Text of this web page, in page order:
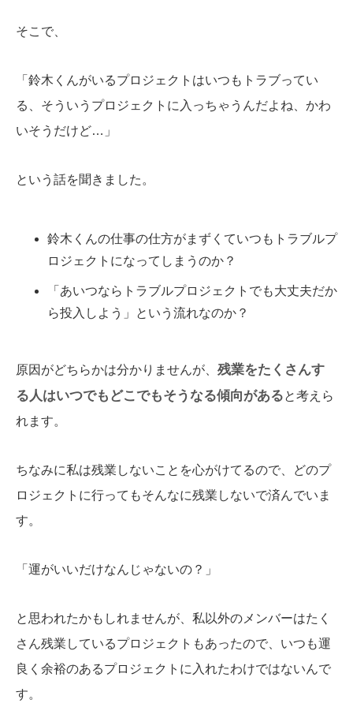
そこで、
「鈴木くんがいるプロジェクトはいつもトラブってい
る、そういうプロジェクトに入っちゃうんだよね、かわ
いそうだけど…」
という話を聞きました。
鈴木くんの仕事の仕方がまずくていつもトラブルプ
ロジェクトになってしまうのか？
「あいつならトラブルプロジェクトでも大丈夫だか
ら投入しよう」という流れなのか？
原因がどちらかは分かりませんが、 残業をたくさんす
る人はいつでもどこでもそうなる傾向があると考えら
れます。
ちなみに私は残業しないことを心がけてるので、どのプ
ロジェクトに行ってもそんなに残業しないで済んでいま
す。
「運がいいだけなんじゃないの？」
と思われたかもしれませんが、私以外のメンバーはたく
さん残業しているプロジェクトもあったので、いつも運
良く余裕のあるプロジェクトに入れたわけではないんで
す。